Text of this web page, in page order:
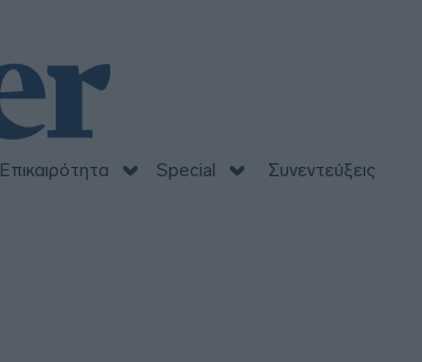
Επικαιρότητα Special
Συνεντεύξεις